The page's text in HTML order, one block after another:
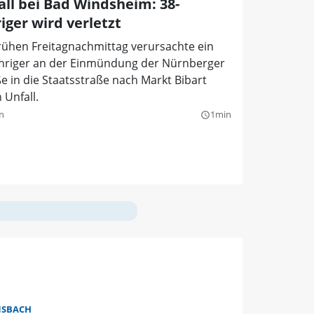
bei Bad Windsheim: 38-
wird verletzt
Freitagnachmittag verursachte ein
an der Einmündung der Nürnberger
in die Staatsstraße nach Markt Bibart
Unfall.
query_builder1min